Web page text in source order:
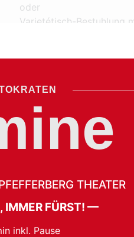
oder
Varietétisch-Bestuhlung
Kontakt Anmietung Zelt:
THEATER
IMMER FÜRST! —
inkl. Pause